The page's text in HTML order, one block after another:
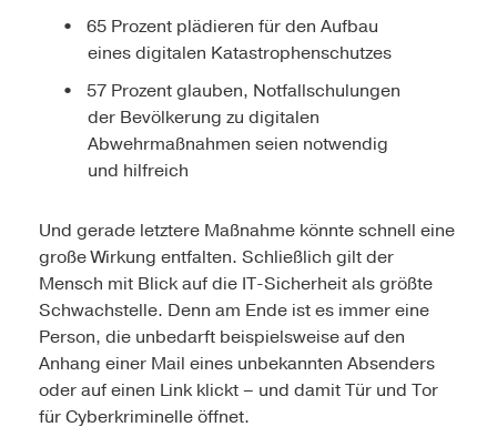
65 Prozent plädieren für den Aufbau
eines digitalen Katastrophenschutzes
57 Prozent glauben, Notfallschulungen
der Bevölkerung zu digitalen
Abwehrmaßnahmen seien notwendig
und hilfreich
Und gerade letztere Maßnahme könnte schnell eine
große Wirkung entfalten. Schließlich gilt der
Mensch mit Blick auf die IT-Sicherheit als größte
Schwachstelle. Denn am Ende ist es immer eine
Person, die unbedarft beispielsweise auf den
Anhang einer Mail eines unbekannten Absenders
oder auf einen Link klickt – und damit Tür und Tor
für Cyberkriminelle öffnet.